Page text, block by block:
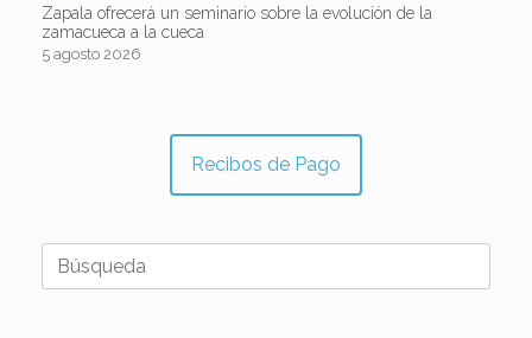
Zapala ofrecerá un seminario sobre la evolución de la
zamacueca a la cueca
5 agosto 2026
Recibos de Pago
Buscar: